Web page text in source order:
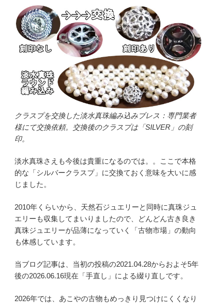
クラスプを交換した淡水真珠編み込みブレス：専門業者
様にて交換依頼。交換後のクラスプは「SILVER」の刻
印。
淡水真珠さえも今後は貴重になるのでは。。ここで本格
的な「シルバークラスプ」に交換ておく意味を大いに感
じました。
2010年くらいから、天然石ジュエリーと同時に真珠ジュ
エリーも収集してまいりましたので、どんどん古き良き
真珠ジュエリーが品薄になっていく「古物市場」の動向
も体感しています。
当ブログ記事は、当初の投稿の2021.04.28からおよそ5年
後の2026.06.16現在「手直し」による綴り直しです。
2026年では、あこやの古物もめっきり見つけにくくなり